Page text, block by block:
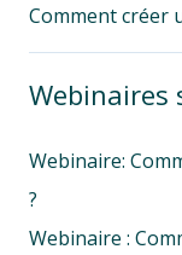
Comment créer
Webinaires
Webinaire:
?
Webinaire :